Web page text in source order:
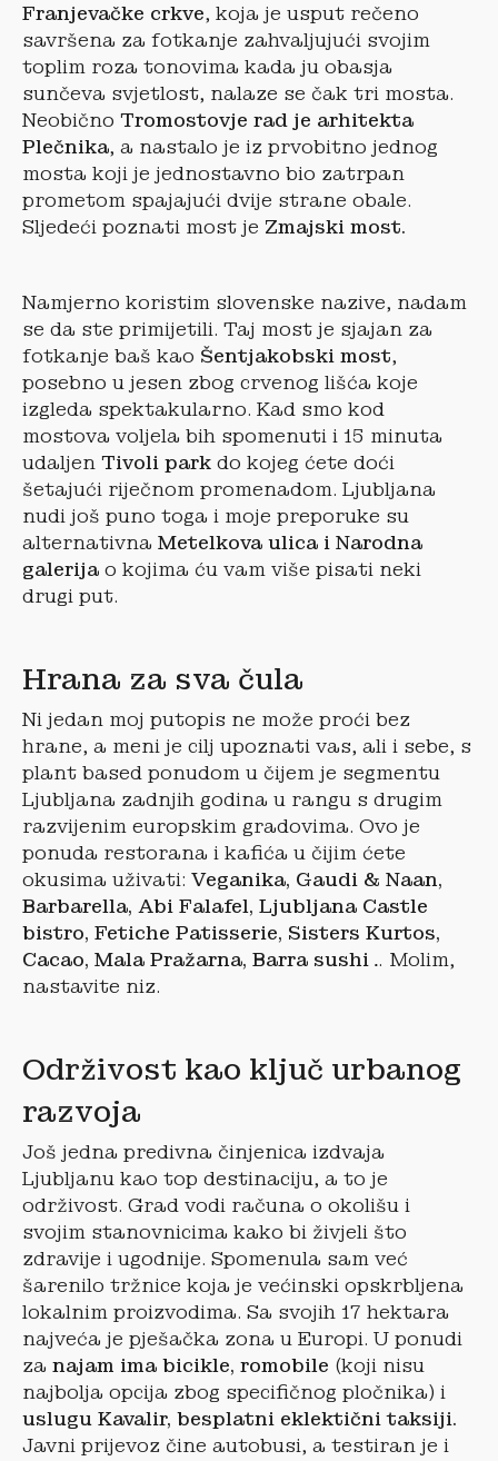
Franjevačke crkve, koja je usput rečeno
savršena za fotkanje zahvaljujući svojim
toplim roza tonovima kada ju obasja
sunčeva svjetlost, nalaze se čak tri mosta.
Neobično Tromostovje rad je arhitekta
Plečnika, a nastalo je iz prvobitno jednog
mosta koji je jednostavno bio zatrpan
prometom spajajući dvije strane obale.
Sljedeći poznati most je Zmajski most.
Namjerno koristim slovenske nazive, nadam
se da ste primijetili. Taj most je sjajan za
fotkanje baš kao Šentjakobski most,
posebno u jesen zbog crvenog lišća koje
izgleda spektakularno. Kad smo kod
mostova voljela bih spomenuti i 15 minuta
udaljen Tivoli park do kojeg ćete doći
šetajući riječnom promenadom. Ljubljana
nudi još puno toga i moje preporuke su
alternativna Metelkova ulica i Narodna
galerija o kojima ću vam više pisati neki
drugi put.
Hrana za sva čula
Ni jedan moj putopis ne može proći bez
hrane, a meni je cilj upoznati vas, ali i sebe, s
plant based ponudom u čijem je segmentu
Ljubljana zadnjih godina u rangu s drugim
razvijenim europskim gradovima. Ovo je
ponuda restorana i kafića u čijim ćete
okusima uživati: Veganika, Gaudi & Naan,
Barbarella, Abi Falafel, Ljubljana Castle
bistro, Fetiche Patisserie, Sisters Kurtos,
Cacao, Mala Pražarna, Barra sushi … Molim,
nastavite niz.
Održivost kao ključ urbanog
razvoja
Još jedna predivna činjenica izdvaja
Ljubljanu kao top destinaciju, a to je
održivost. Grad vodi računa o okolišu i
svojim stanovnicima kako bi živjeli što
zdravije i ugodnije. Spomenula sam već
šarenilo tržnice koja je većinski opskrbljena
lokalnim proizvodima. Sa svojih 17 hektara
najveća je pješačka zona u Europi. U ponudi
za najam ima bicikle, romobile (koji nisu
najbolja opcija zbog specifičnog pločnika) i
uslugu Kavalir, besplatni eklektični taksiji.
Javni prijevoz čine autobusi, a testiran je i